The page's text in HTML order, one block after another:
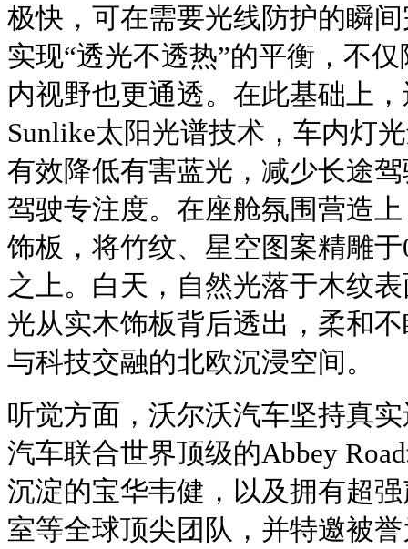
极快，可在需要光线防护的瞬
实现“透光不透热”的平衡，不
内视野也更通透。在此基础上
Sunlike太阳光谱技术，车内灯
有效降低有害蓝光，减少长途
驾驶专注度。在座舱氛围营造
饰板，将竹纹、星空图案精雕
之上。白天，自然光落于木纹
光从实木饰板背后透出，柔和
与科技交融的北欧沉浸空间。
听觉方面，沃尔沃汽车坚持真
汽车联合世界顶级的Abbey
沉淀的宝华韦健，以及拥有超
室等全球顶尖团队，并特邀被